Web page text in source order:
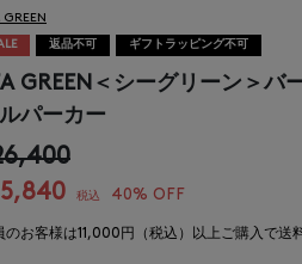
GREEN
返品不可 ギフトラッピング不可
GREEN＜シーグリーン＞
パーカー
税込 40% OFF
のお客様は11,000円（税込）以上ご購入で送